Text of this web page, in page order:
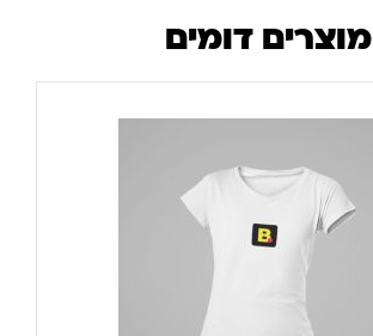
מוצרים דומים